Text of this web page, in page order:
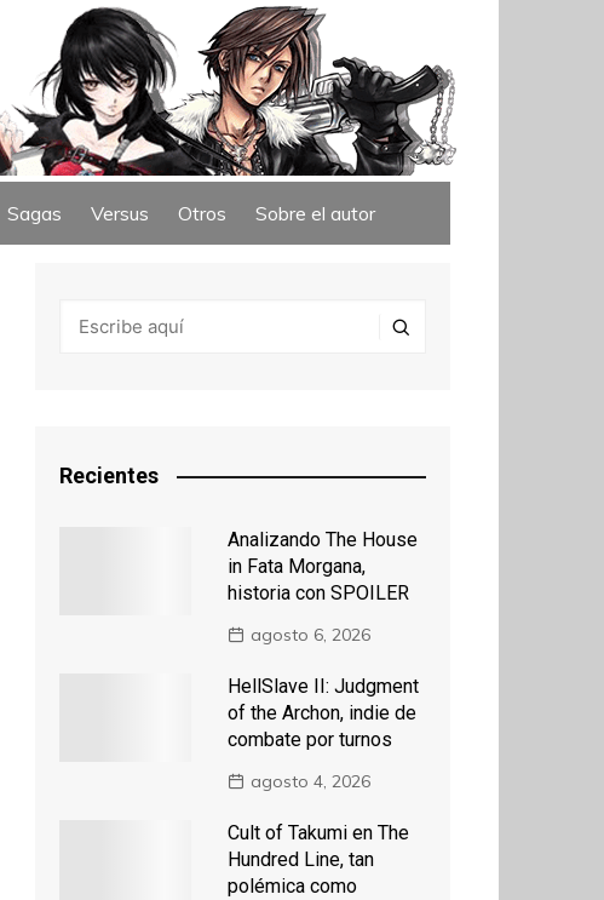
Sagas Versus Otros Sobre el autor
Recientes
Analizando The House
in Fata Morgana,
historia con SPOILER
agosto 6, 2026
HellSlave II: Judgment
of the Archon, indie de
combate por turnos
agosto 4, 2026
Cult of Takumi en The
Hundred Line, tan
polémica como